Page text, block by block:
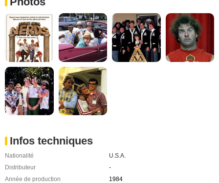
Infos techniques
Nationalité
U.S.A.
Distributeur
-
Année de production
1984